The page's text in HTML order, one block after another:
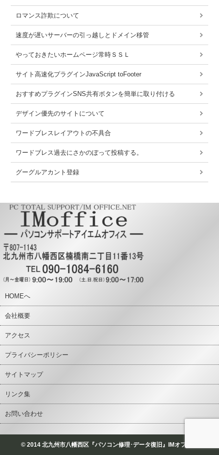
ロマンス詐欺について
速度が遅いサーバーの引っ越しとドメイン移管
やっておきたいホームページ常時ＳＳＬ
サイト高速化プラグインJavaScript toFooter
おすすめプラグインSNS共有ボタンを簡単に取り付ける
デザイン優先のサイトについて
ワードブレスレイアウトの不具合
ワードブレス過去にさかのぼって投稿する。
グーグルアカント登録
HOMEへ
会社概要
アクセス
プライバシーポリシー
サイトマップ
リンク集
お問い合わせ
© 2014 北九州市八幡西区『パソコン修理･データ復旧』IMオフィス